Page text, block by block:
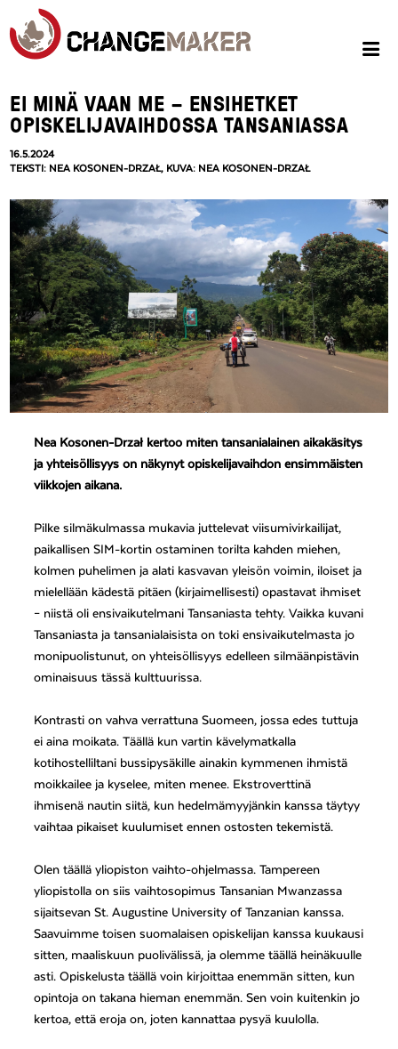
EI MINÄ VAAN ME – ENSIHETKET
OPISKELIJAVAIHDOSSA TANSANIASSA
16.5.2024
TEKSTI: NEA KOSONEN-DRZAŁ, KUVA: NEA KOSONEN-DRZAŁ
Nea Kosonen-Drzał kertoo miten tansanialainen aikakäsitys
ja yhteisöllisyys on näkynyt opiskelijavaihdon ensimmäisten
viikkojen aikana.
Pilke silmäkulmassa mukavia juttelevat viisumivirkailijat,
paikallisen SIM-kortin ostaminen torilta kahden miehen,
kolmen puhelimen ja alati kasvavan yleisön voimin, iloiset ja
mielellään kädestä pitäen (kirjaimellisesti) opastavat ihmiset
– niistä oli ensivaikutelmani Tansaniasta tehty. Vaikka kuvani
Tansaniasta ja tansanialaisista on toki ensivaikutelmasta jo
monipuolistunut, on yhteisöllisyys edelleen silmäänpistävin
ominaisuus tässä kulttuurissa.
Kontrasti on vahva verrattuna Suomeen, jossa edes tuttuja
ei aina moikata. Täällä kun vartin kävelymatkalla
kotihostelliltani bussipysäkille ainakin kymmenen ihmistä
moikkailee ja kyselee, miten menee. Ekstroverttinä
ihmisenä nautin siitä, kun hedelmämyyjänkin kanssa täytyy
vaihtaa pikaiset kuulumiset ennen ostosten tekemistä.
Olen täällä yliopiston vaihto-ohjelmassa. Tampereen
yliopistolla on siis vaihtosopimus Tansanian Mwanzassa
sijaitsevan St. Augustine University of Tanzanian kanssa.
Saavuimme toisen suomalaisen opiskelijan kanssa kuukausi
sitten, maaliskuun puolivälissä, ja olemme täällä heinäkuulle
asti. Opiskelusta täällä voin kirjoittaa enemmän sitten, kun
opintoja on takana hieman enemmän. Sen voin kuitenkin jo
kertoa, että eroja on, joten kannattaa pysyä kuulolla.